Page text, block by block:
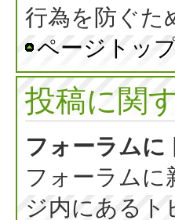
行為を防ぐた
ページトッ
投稿に関
フォーラムに
フォーラムに
ジ内にある